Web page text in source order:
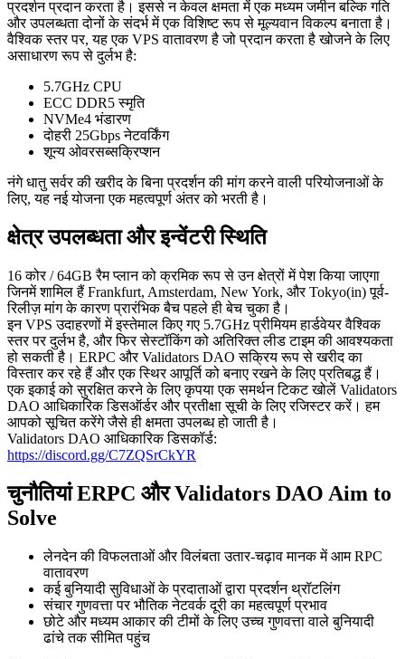
प्रदर्शन प्रदान करता है। इससे न केवल क्षमता में एक मध्यम जमीन बल्कि गति
और उपलब्धता दोनों के संदर्भ में एक विशिष्ट रूप से मूल्यवान विकल्प बनाता है।
वैश्विक स्तर पर, यह एक VPS वातावरण है जो प्रदान करता है खोजने के लिए
असाधारण रूप से दुर्लभ है:
5.7GHz CPU
ECC DDR5 स्मृति
NVMe4 भंडारण
दोहरी 25Gbps नेटवर्किंग
शून्य ओवरसब्सक्रिप्शन
नंगे धातु सर्वर की खरीद के बिना प्रदर्शन की मांग करने वाली परियोजनाओं के
लिए, यह नई योजना एक महत्वपूर्ण अंतर को भरती है।
क्षेत्र उपलब्धता और इन्वेंटरी स्थिति
16 कोर / 64GB रैम प्लान को क्रमिक रूप से उन क्षेत्रों में पेश किया जाएगा
जिनमें शामिल हैं Frankfurt, Amsterdam, New York, और Tokyo(in) पूर्व-
रिलीज़ मांग के कारण प्रारंभिक बैच पहले ही बेच चुका है।
इन VPS उदाहरणों में इस्तेमाल किए गए 5.7GHz प्रीमियम हार्डवेयर वैश्विक
स्तर पर दुर्लभ है, और फिर सेस्टॉकिंग को अतिरिक्त लीड टाइम की आवश्यकता
हो सकती है। ERPC और Validators DAO सक्रिय रूप से खरीद का
विस्तार कर रहे हैं और एक स्थिर आपूर्ति को बनाए रखने के लिए प्रतिबद्ध हैं।
एक इकाई को सुरक्षित करने के लिए कृपया एक समर्थन टिकट खोलें Validators
DAO आधिकारिक डिसऑर्डर और प्रतीक्षा सूची के लिए रजिस्टर करें। हम
आपको सूचित करेंगे जैसे ही क्षमता उपलब्ध हो जाती है।
Validators DAO आधिकारिक डिसकॉर्ड:
https://discord.gg/C7ZQSrCkYR
चुनौतियां ERPC और Validators DAO Aim to
Solve
लेनदेन की विफलताओं और विलंबता उतार-चढ़ाव मानक में आम RPC
वातावरण
कई बुनियादी सुविधाओं के प्रदाताओं द्वारा प्रदर्शन थ्रॉटलिंग
संचार गुणवत्ता पर भौतिक नेटवर्क दूरी का महत्वपूर्ण प्रभाव
छोटे और मध्यम आकार की टीमों के लिए उच्च गुणवत्ता वाले बुनियादी
ढांचे तक सीमित पहुंच